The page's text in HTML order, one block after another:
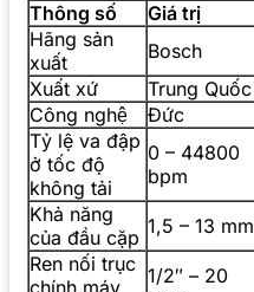
Thông số
Giá trị
Hãng sản
xuất
Bosch
Xuất xứ
Trung Quốc
Công nghệ
Đức
Tỷ lệ va đập
ở tốc độ
không tải
0 – 44800
bpm
Khả năng
của đầu cặp 1,5 – 13 mm
Ren nối trục 1/2″ – 20